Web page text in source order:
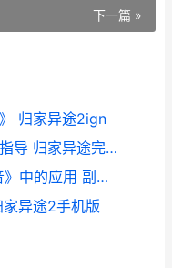
下一篇 »
归家异途2ign
《以归家异途2》前期职业选择指导 归家异途完整版中文1.3.5
副歌玩法在《光明之响龙奏回音》中的应用 副歌在哪
家异途2手机版